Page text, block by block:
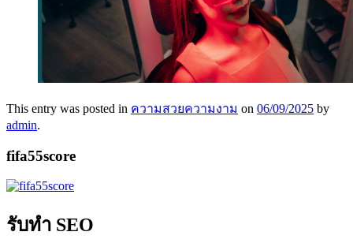
This entry was posted in ความสวยความงาม on 06/09/2025 by
admin.
fifa55score
รับทำ SEO